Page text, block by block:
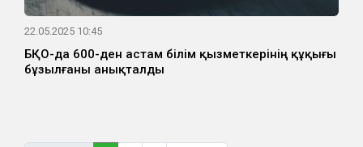
22.05.2025 10:45
БҚО-да 600-ден астам білім қызметкерінің құқығы
бұзылғаны анықталды